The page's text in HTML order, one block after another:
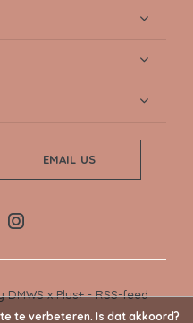
EMAIL US
DMWSxPlus+-RSS-feed
te verbeteren. Is dat akkoord?